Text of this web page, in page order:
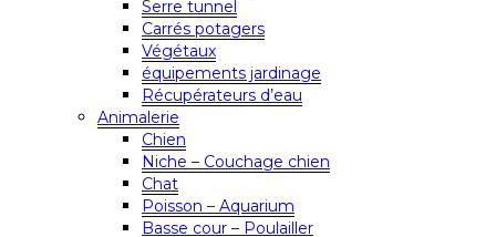
Serre tunnel
Carrés potagers
Végétaux
équipements jardinage
Récupérateurs d’eau
Animalerie
Chien
Niche – Couchage chien
Chat
Poisson – Aquarium
Basse cour – Poulailler